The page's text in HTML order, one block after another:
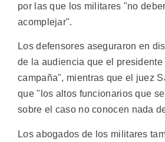
por las que los militares "no
acomplejar".
Los defensores aseguraron en
de la audiencia que el presidente
campaña", mientras que el juez
que "los altos funcionarios que
sobre el caso no conocen nada
Los abogados de los militares